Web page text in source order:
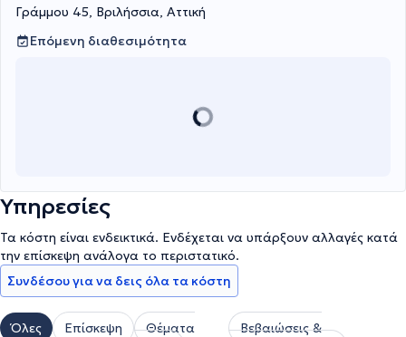
Γράμμου 45, Βριλήσσια, Αττική
Επόμενη διαθεσιμότητα
Υπηρεσίες
Τα κόστη είναι ενδεικτικά. Ενδέχεται να υπάρξουν αλλαγές κατά
την επίσκεψη ανάλογα το περιστατικό.
Συνδέσου για να δεις όλα τα κόστη
Όλες Επίσκεψη
Θέματα
Βεβαιώσεις &